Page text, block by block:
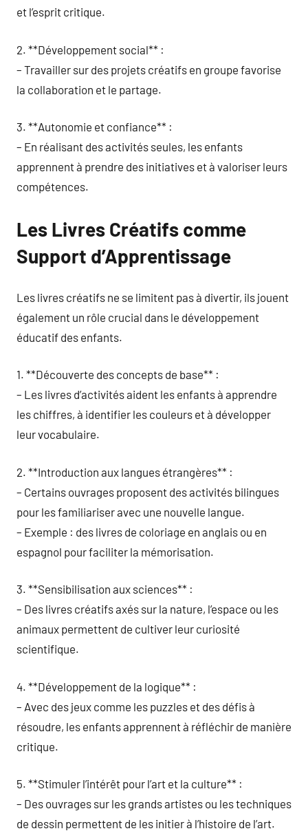
et l’esprit critique.
2. **Développement social** :
– Travailler sur des projets créatifs en groupe favorise
la collaboration et le partage.
3. **Autonomie et confiance** :
– En réalisant des activités seules, les enfants
apprennent à prendre des initiatives et à valoriser leurs
compétences.
Les Livres Créatifs comme
Support d’Apprentissage
Les livres créatifs ne se limitent pas à divertir, ils jouent
également un rôle crucial dans le développement
éducatif des enfants.
1. **Découverte des concepts de base** :
– Les livres d’activités aident les enfants à apprendre
les chiffres, à identifier les couleurs et à développer
leur vocabulaire.
2. **Introduction aux langues étrangères** :
– Certains ouvrages proposent des activités bilingues
pour les familiariser avec une nouvelle langue.
– Exemple : des livres de coloriage en anglais ou en
espagnol pour faciliter la mémorisation.
3. **Sensibilisation aux sciences** :
– Des livres créatifs axés sur la nature, l’espace ou les
animaux permettent de cultiver leur curiosité
scientifique.
4. **Développement de la logique** :
– Avec des jeux comme les puzzles et des défis à
résoudre, les enfants apprennent à réfléchir de manière
critique.
5. **Stimuler l’intérêt pour l’art et la culture** :
– Des ouvrages sur les grands artistes ou les techniques
de dessin permettent de les initier à l’histoire de l’art.